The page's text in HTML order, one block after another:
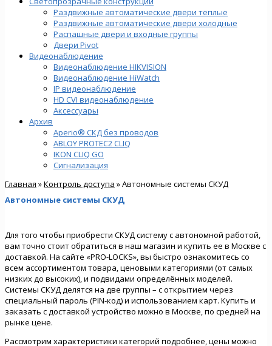
Раздвижные автоматические двери теплые
Раздвижные автоматические двери холодные
Распашные двери и входные группы
Двери Pivot
Видеонаблюдение
Видеонаблюдение HIKVISION
Видеонаблюдение HiWatch
IP видеонаблюдение
HD CVI видеонаблюдение
Аксессуары
Архив
Aperio® СКД без проводов
ABLOY PROTEC2 CLIQ
IKON CLIQ GO
Сигнализация
Главная »Контроль доступа » Автономные системы СКУД
Автономные системы СКУД
Для того чтобы приобрести СКУД систему с автономной работой,
вам точно стоит обратиться в наш магазин и купить ее в Москве с
доставкой. На сайте «PRO-LOCKS», вы быстро ознакомитесь со
всем ассортиментом товара, ценовыми категориями (от самых
низких до высоких), и подвидами определённых моделей.
Системы СКУД делятся на две группы – с открытием через
специальный пароль (PIN-код) и использованием карт. Купить и
заказать с доставкой устройство можно в Москве, по средней на
рынке цене.
Рассмотрим характеристики категорий подробнее, цены можно